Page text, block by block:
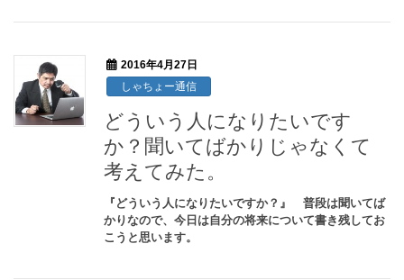
2016年4月27日
しゃちょー通信
どういう人になりたいです
か？聞いてばかりじゃなくて
考えてみた。
『どういう人になりたいですか？』 普段は聞いてば
かりなので、今日は自分の将来について書き残してお
こうと思います。